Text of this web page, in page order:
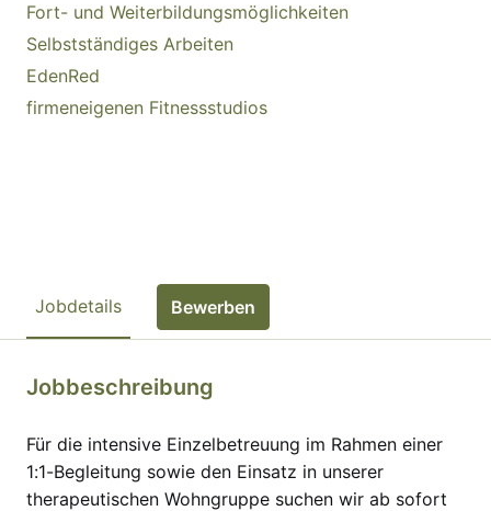
Fort- und Weiterbildungsmöglichkeiten
Selbstständiges Arbeiten
EdenRed
firmeneigenen Fitnessstudios
Jobdetails Bewerben
Jobbeschreibung
Für die intensive Einzelbetreuung im Rahmen einer
1:1-Begleitung sowie den Einsatz in unserer
therapeutischen Wohngruppe suchen wir ab sofort